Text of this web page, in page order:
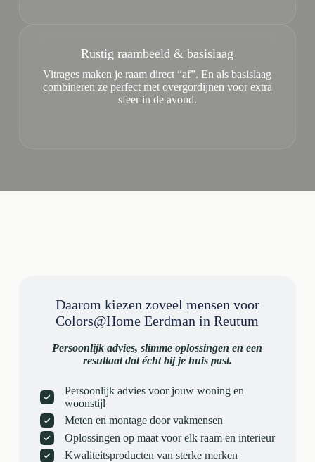
Rustig raambeeld & basislaag
Vitrages maken je raam direct “af”. En als basislaag
combineren ze perfect met overgordijnen voor extra
sfeer in de avond.
Daarom kiezen zoveel mensen voor
Colors@Home Eerdman in Reutum
Persoonlijk advies, slimme oplossingen en een
resultaat dat écht bij je huis past.
Persoonlijk advies voor jouw woning en
woonstijl
Meten en montage door vakmensen
Oplossingen op maat voor elk raam en interieur
Kwaliteitsproducten van sterke merken